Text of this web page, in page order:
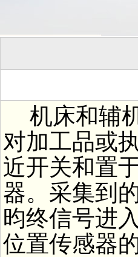
机床和辅
对加工品或
近开关和置
器。采集到
昀终信号进
位置传感器